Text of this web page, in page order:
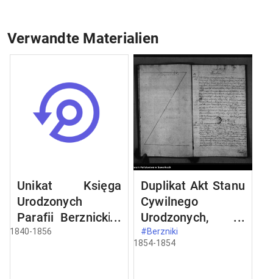
Verwandte Materialien
Unikat Księga
Urodzonych
Parafii Berznickiej
Wyznania
1840-1856
Duplikat Akt Stanu
Cywilnego
Urodzonych,
Zaślubionych i
Zmarłych Sekty
#Berzniki
1854-1854